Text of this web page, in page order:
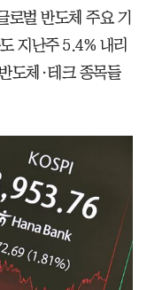
로벌 반도체 주요 기
지난주 5.4% 내리
도체·테크 종목들